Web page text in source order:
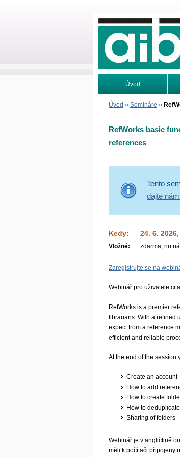
Úvod
Vyhľadávanie
Úvod » Semináre »
RefWorks basic
references
Tento
dajte
Kedy: 24. 6.
Vložné: zdarma,
Zaregistrujte se na
Webinář pro uživatele
RefWorks is a premier
librarians. With a refined
expect from a reference
efficient and reliable
At the end of the session
Create an account
How to add
How to create
How to
Sharing of folders
Webinář je v angličtině
měli k počítači připojeny